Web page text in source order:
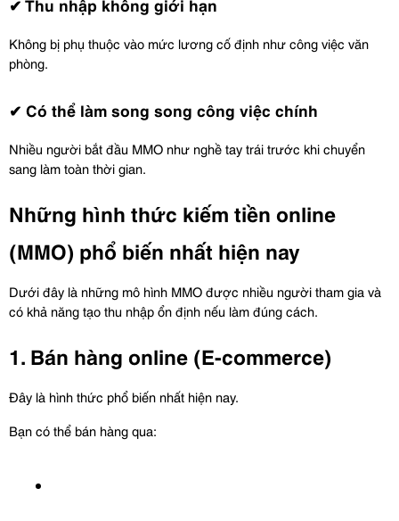
✔ Thu nhập không giới hạn
Không bị phụ thuộc vào mức lương cố định như công việc văn
phòng.
✔ Có thể làm song song công việc chính
Nhiều người bắt đầu MMO như nghề tay trái trước khi chuyển
sang làm toàn thời gian.
Những hình thức kiếm tiền online
(MMO) phổ biến nhất hiện nay
Dưới đây là những mô hình MMO được nhiều người tham gia và
có khả năng tạo thu nhập ổn định nếu làm đúng cách.
1. Bán hàng online (E-commerce)
Đây là hình thức phổ biến nhất hiện nay.
Bạn có thể bán hàng qua: